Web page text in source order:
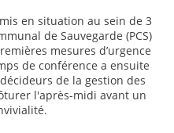
en situation au sein de 3
de Sauvegarde (PCS)
mesures d’urgence
de conférence a ensuite
de la gestion des
l'après-midi avant un